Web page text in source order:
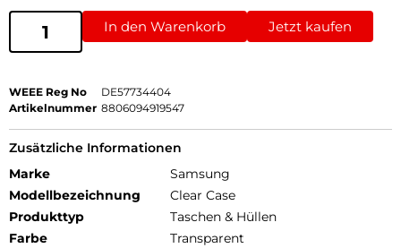
In den Warenkorb Jetzt kaufen
WEEE Reg No
DE57734404
Artikelnummer 8806094919547
Zusätzliche Informationen
Marke
Samsung
Modellbezeichnung
Clear Case
Produkttyp
Taschen & Hüllen
Farbe
Transparent